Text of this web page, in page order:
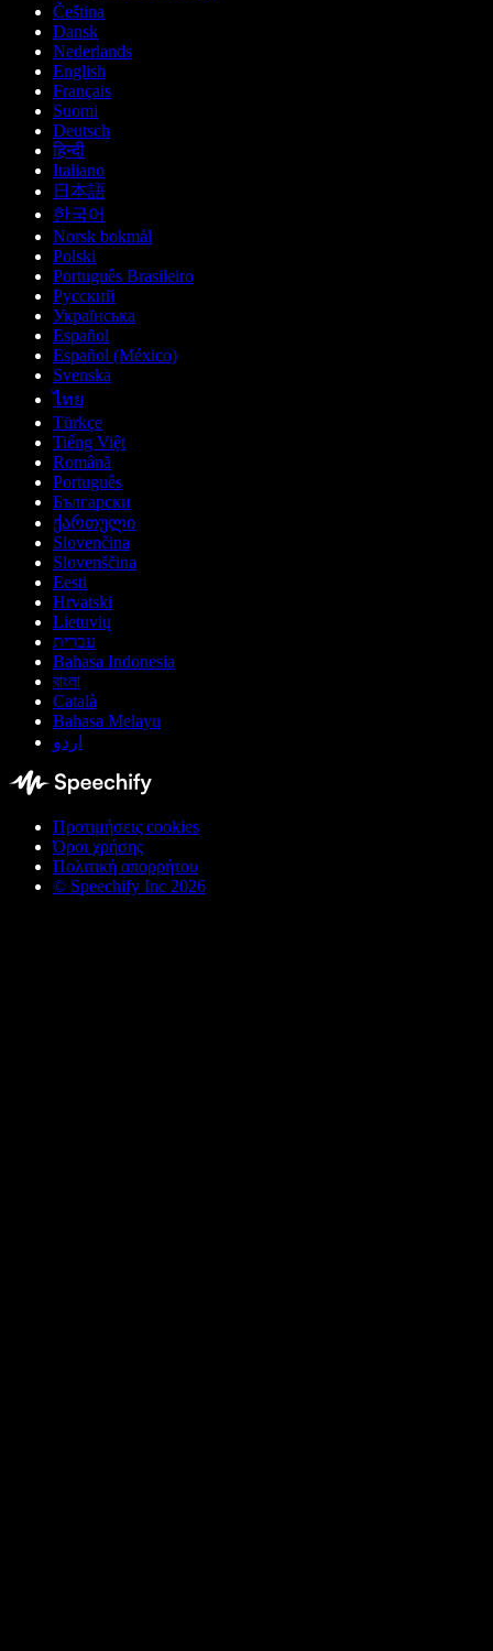
Čeština
Dansk
Nederlands
English
Français
Suomi
Deutsch
हिन्दी
Italiano
日本語
한국어
Norsk bokmål
Polski
Português Brasileiro
Русский
Українська
Español
Español (México)
Svenska
ไทย
Türkçe
Tiếng Việt
Română
Português
Български
ქართული
Slovenčina
Slovenščina
Eesti
Hrvatski
Lietuvių
עברית
Bahasa Indonesia
বাংলা
Català
Bahasa Melayu
اردو
Προτιμήσεις cookies
Όροι χρήσης
Πολιτική απορρήτου
© Speechify Inc 2026